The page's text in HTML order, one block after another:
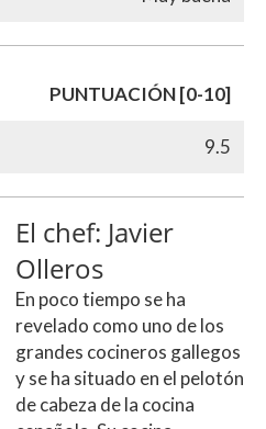
PUNTUACIÓN [0-10]
9.5
El chef: Javier
Olleros
En poco tiempo se ha
revelado como uno de los
grandes cocineros gallegos
y se ha situado en el pelotón
de cabeza de la cocina